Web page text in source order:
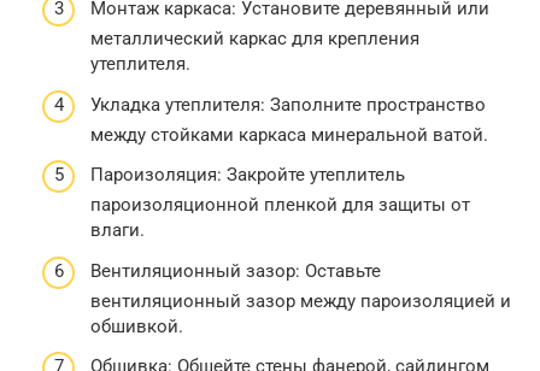
Монтаж каркаса: Установите деревянный или
металлический каркас для крепления
утеплителя.
Укладка утеплителя: Заполните пространство
между стойками каркаса минеральной ватой.
Пароизоляция: Закройте утеплитель
пароизоляционной пленкой для защиты от
влаги.
Вентиляционный зазор: Оставьте
вентиляционный зазор между пароизоляцией и
обшивкой.
Обшивка: Обшейте стены фанерой, сайдингом